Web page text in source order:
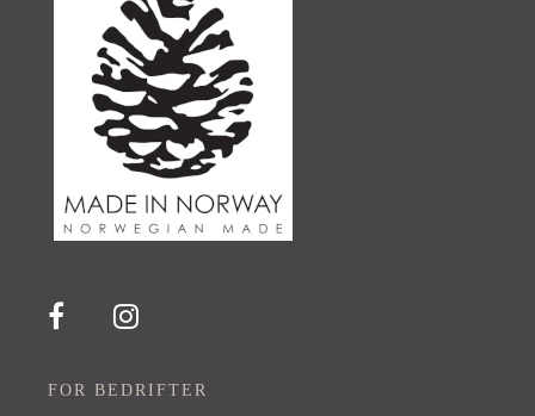
FOR BEDRIFTER